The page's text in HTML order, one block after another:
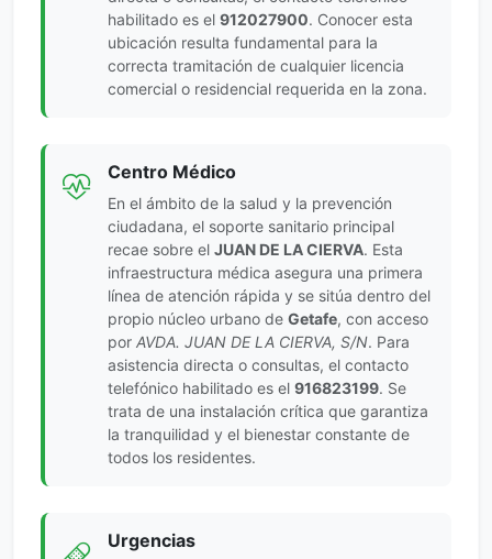
habilitado es el 912027900. Conocer esta
ubicación resulta fundamental para la
correcta tramitación de cualquier licencia
comercial o residencial requerida en la zona.
Centro Médico
En el ámbito de la salud y la prevención
ciudadana, el soporte sanitario principal
recae sobre el JUAN DE LA CIERVA. Esta
infraestructura médica asegura una primera
línea de atención rápida y se sitúa dentro del
propio núcleo urbano de Getafe, con acceso
por AVDA. JUAN DE LA CIERVA, S/N. Para
asistencia directa o consultas, el contacto
telefónico habilitado es el 916823199. Se
trata de una instalación crítica que garantiza
la tranquilidad y el bienestar constante de
todos los residentes.
Urgencias